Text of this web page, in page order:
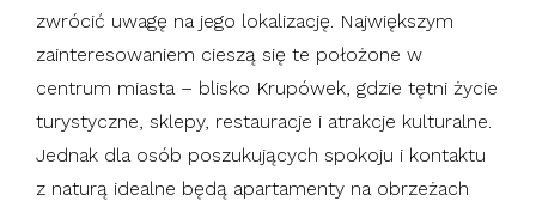
zwrócić uwagę na jego lokalizację. Największym
zainteresowaniem cieszą się te położone w
centrum miasta – blisko Krupówek, gdzie tętni życie
turystyczne, sklepy, restauracje i atrakcje kulturalne.
Jednak dla osób poszukujących spokoju i kontaktu
z naturą idealne będą apartamenty na obrzeżach